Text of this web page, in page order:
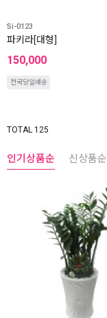
Si-0123
파키라[대형]
150,000
전국당일배송
TOTAL 125
인기상품순 신상품순